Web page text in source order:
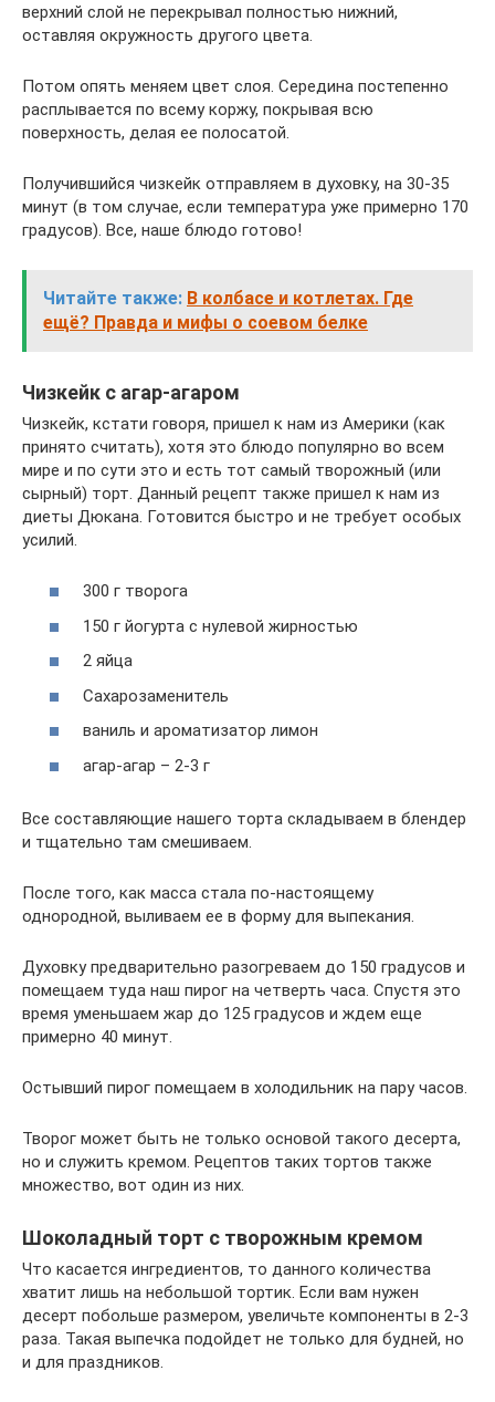
верхний слой не перекрывал полностью нижний,
оставляя окружность другого цвета.
Потом опять меняем цвет слоя. Середина постепенно
расплывается по всему коржу, покрывая всю
поверхность, делая ее полосатой.
Получившийся чизкейк отправляем в духовку, на 30-35
минут (в том случае, если температура уже примерно 170
градусов). Все, наше блюдо готово!
Читайте также: В колбасе и котлетах. Где
ещё? Правда и мифы о соевом белке
Чизкейк с агар-агаром
Чизкейк, кстати говоря, пришел к нам из Америки (как
принято считать), хотя это блюдо популярно во всем
мире и по сути это и есть тот самый творожный (или
сырный) торт. Данный рецепт также пришел к нам из
диеты Дюкана. Готовится быстро и не требует особых
усилий.
300 г творога
150 г йогурта с нулевой жирностью
2 яйца
Сахарозаменитель
ваниль и ароматизатор лимон
агар-агар – 2-3 г
Все составляющие нашего торта складываем в блендер
и тщательно там смешиваем.
После того, как масса стала по-настоящему
однородной, выливаем ее в форму для выпекания.
Духовку предварительно разогреваем до 150 градусов и
помещаем туда наш пирог на четверть часа. Спустя это
время уменьшаем жар до 125 градусов и ждем еще
примерно 40 минут.
Остывший пирог помещаем в холодильник на пару часов.
Творог может быть не только основой такого десерта,
но и служить кремом. Рецептов таких тортов также
множество, вот один из них.
Шоколадный торт с творожным кремом
Что касается ингредиентов, то данного количества
хватит лишь на небольшой тортик. Если вам нужен
десерт побольше размером, увеличьте компоненты в 2-3
раза. Такая выпечка подойдет не только для будней, но
и для праздников.